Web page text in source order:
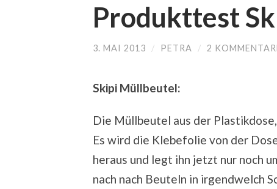
Produkttest
3. MAI 2013 / PETRA / 2
Skipi Müllbeutel:
Die Müllbeutel aus der
Es wird die Klebefolie von der
heraus und legt ihn jetzt nur noch
nach nach Beuteln in irgendwelch